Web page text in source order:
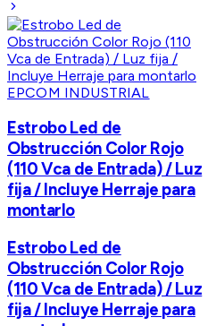
EPCOM INDUSTRIAL
Estrobo Led de
Obstrucción Color Rojo
(110 Vca de Entrada) / Luz
fija / Incluye Herraje para
montarlo
Estrobo Led de
Obstrucción Color Rojo
(110 Vca de Entrada) / Luz
fija / Incluye Herraje para